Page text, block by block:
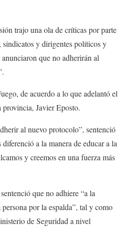
trajo una ola de críticas por parte
sindicatos y dirigentes políticos y
que no adherirán al
de acuerdo a lo que adelantó el
provincia, Javier Eposto.
al nuevo protocolo”, sentenció
a la manera de educar a la
y creemos en una fuerza más
que no adhiere “a la
por la espalda”, tal y como
de Seguridad a nivel